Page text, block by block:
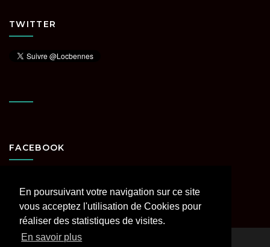
En poursuivant votre navigation sur ce site
vous acceptez l'utilisation de Cookies pour
réaliser des statistiques de visites.
En savoir plus
TWITTER
FACEBOOK